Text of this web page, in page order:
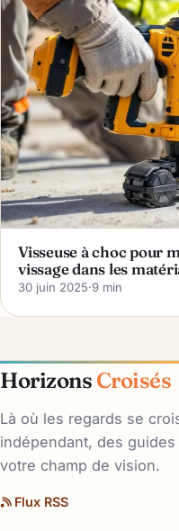
Visseuse à choc pour
vissage dans les
30 juin 2025·9 min
Horizons Croisés
Là où les regards se
indépendant, des
votre champ de vision.
Flux RSS